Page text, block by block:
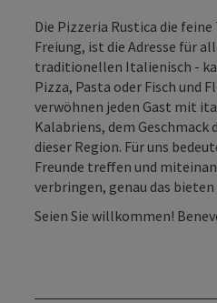
Die Pizzeria Rustica die
Freiung, ist die Adresse für
traditionellen Italienisch -
Pizza, Pasta oder Fisch und
verwöhnen jeden Gast mit
Kalabriens, dem Geschmack
dieser Region. Für uns
Freunde treffen und
verbringen, genau das
Seien Sie willkommen!